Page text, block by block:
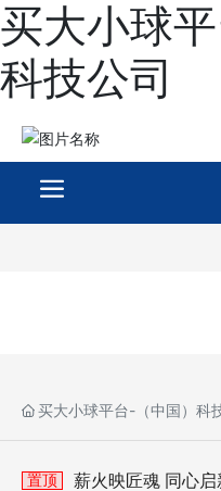
买大小球
科技公司
买大小球平台-（中国）科
置顶
薪火映匠魂 同心